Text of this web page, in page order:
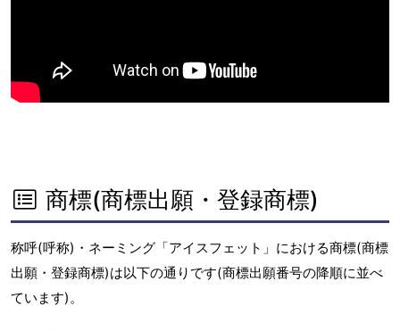
商標(商標出願・登録商標)
称呼(呼称)・ネーミング「アイスフェット」における商標(商標
出願・登録商標)は以下の通りです(商標出願番号の降順に並べ
ています)。